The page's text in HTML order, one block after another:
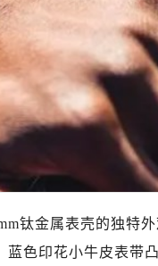
华润大厦B座17层1707
达广场写字楼A座10层
达中心东1幢20楼
大学西街70号华润万
16号兰州中心写字楼
英利国际金融中心写
街万国售后服务中心
国售后服务中心（需提
万国售后服务中心（需
钛金属表壳的独特
色印花小牛皮表带